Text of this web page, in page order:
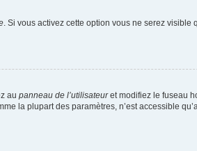
. Si vous activez cette option vous ne serez
au panneau de l’utilisateuret modifiez le fuseau
la plupart des paramètres, n’est accessible